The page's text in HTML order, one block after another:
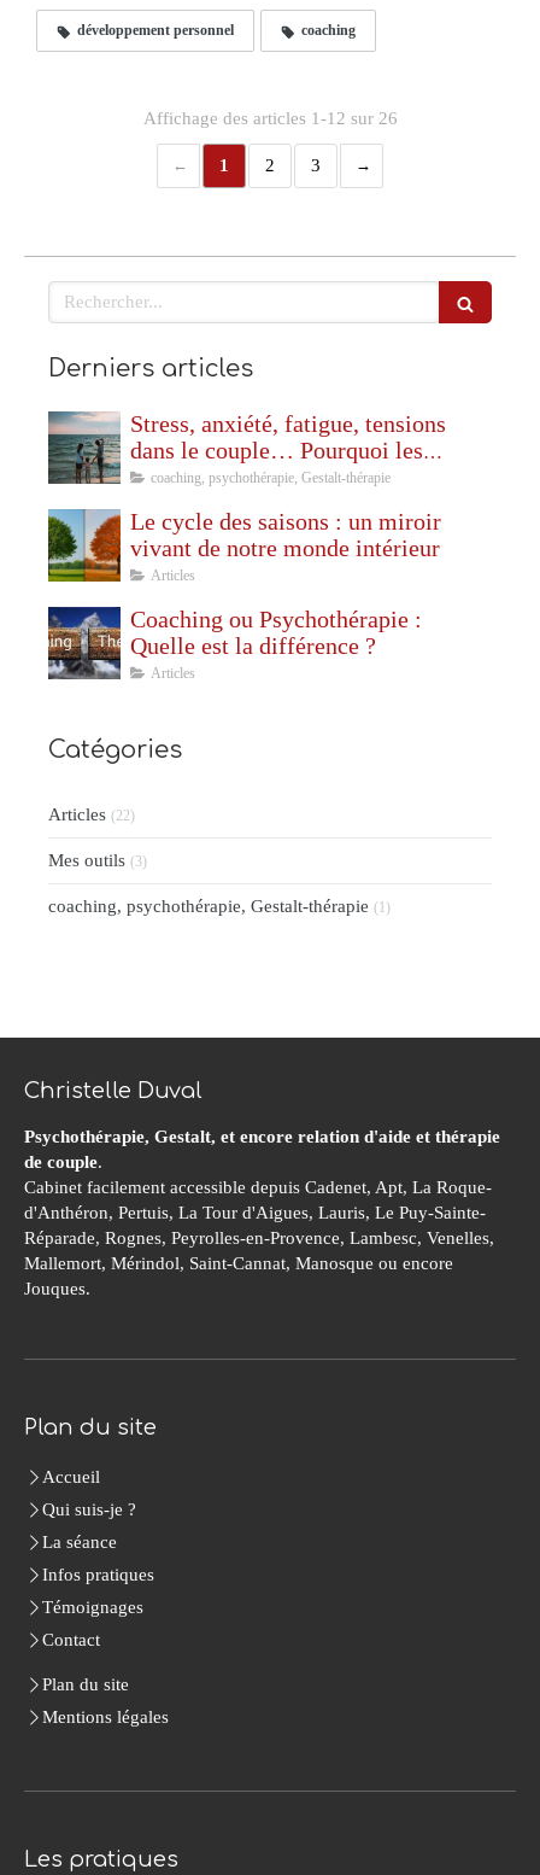
développement personnel coaching
Affichage des articles 1-12 sur 26
1 2 3
Rechercher
Derniers articles
Stress, anxiété, fatigue, tensions
dans le couple… Pourquoi les
vacances ne sont pas toujours
coaching, psychothérapie, Gestalt-thérapie
Le cycle des saisons : un miroir
vivant de notre monde intérieur
Articles
Coaching ou Psychothérapie :
Quelle est la différence ?
Articles
Catégories
Articles (22)
Mes outils (3)
coaching, psychothérapie, Gestalt-thérapie (1)
Christelle Duval
Psychothérapie, Gestalt, et encore relation d'aide et thérapie
de couple.
Cabinet facilement accessible depuis Cadenet, Apt, La Roque-
d'Anthéron, Pertuis, La Tour d'Aigues, Lauris, Le Puy-Sainte-
Réparade, Rognes, Peyrolles-en-Provence, Lambesc, Venelles,
Mallemort, Mérindol, Saint-Cannat, Manosque ou encore
Jouques.
Plan du site
Accueil
Qui suis-je ?
La séance
Infos pratiques
Témoignages
Contact
Plan du site
Mentions légales
Les pratiques